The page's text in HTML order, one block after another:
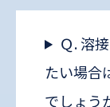
Ｑ. 溶
たい場合
でしょう